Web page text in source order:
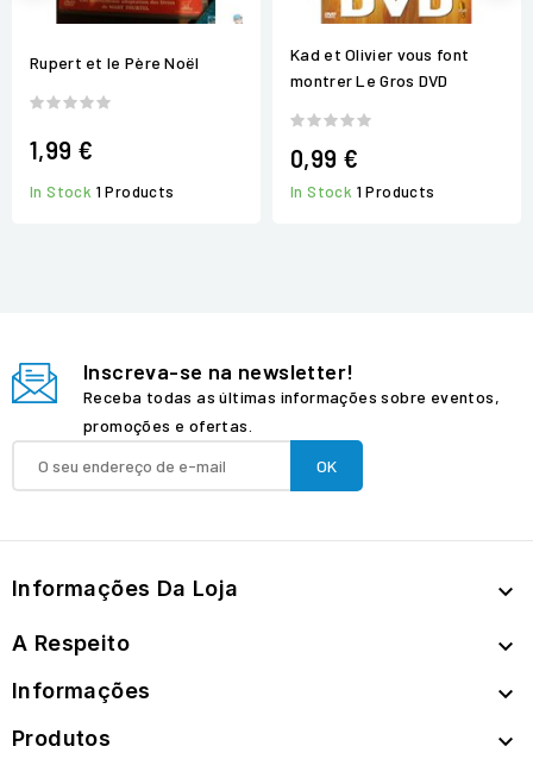
Rupert et le Père Noël
1,99 €
In Stock 1 Products
Kad et Olivier vous font
montrer Le Gros DVD
0,99 €
In Stock 1 Products
Inscreva-se na newsletter!
Receba todas as últimas informações sobre eventos,
promoções e ofertas.
Informações Da Loja 
A Respeito 
Informações 
Produtos 